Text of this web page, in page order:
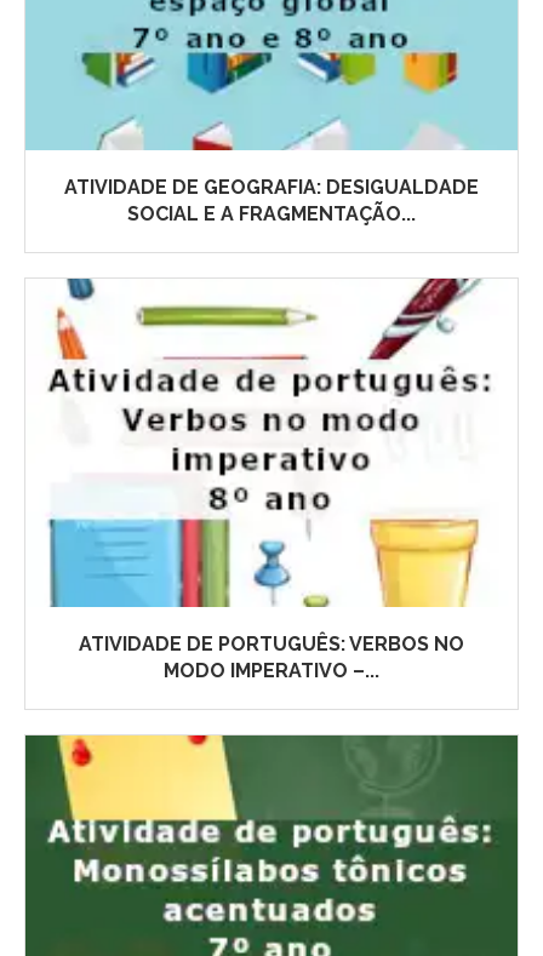
ATIVIDADE DE GEOGRAFIA: DESIGUALDADE
SOCIAL E A FRAGMENTAÇÃO...
ATIVIDADE DE PORTUGUÊS: VERBOS NO
MODO IMPERATIVO –...